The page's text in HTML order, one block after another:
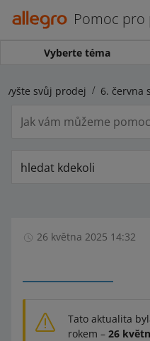
Pomoc pro
Vyberte téma
Zvyšte svůj prodej
hledat kdekoli
26 května 2025 14:32
Tato aktualita
rokem – 26